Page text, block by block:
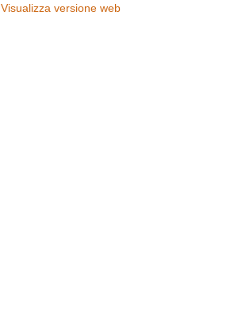
Visualizza versione web